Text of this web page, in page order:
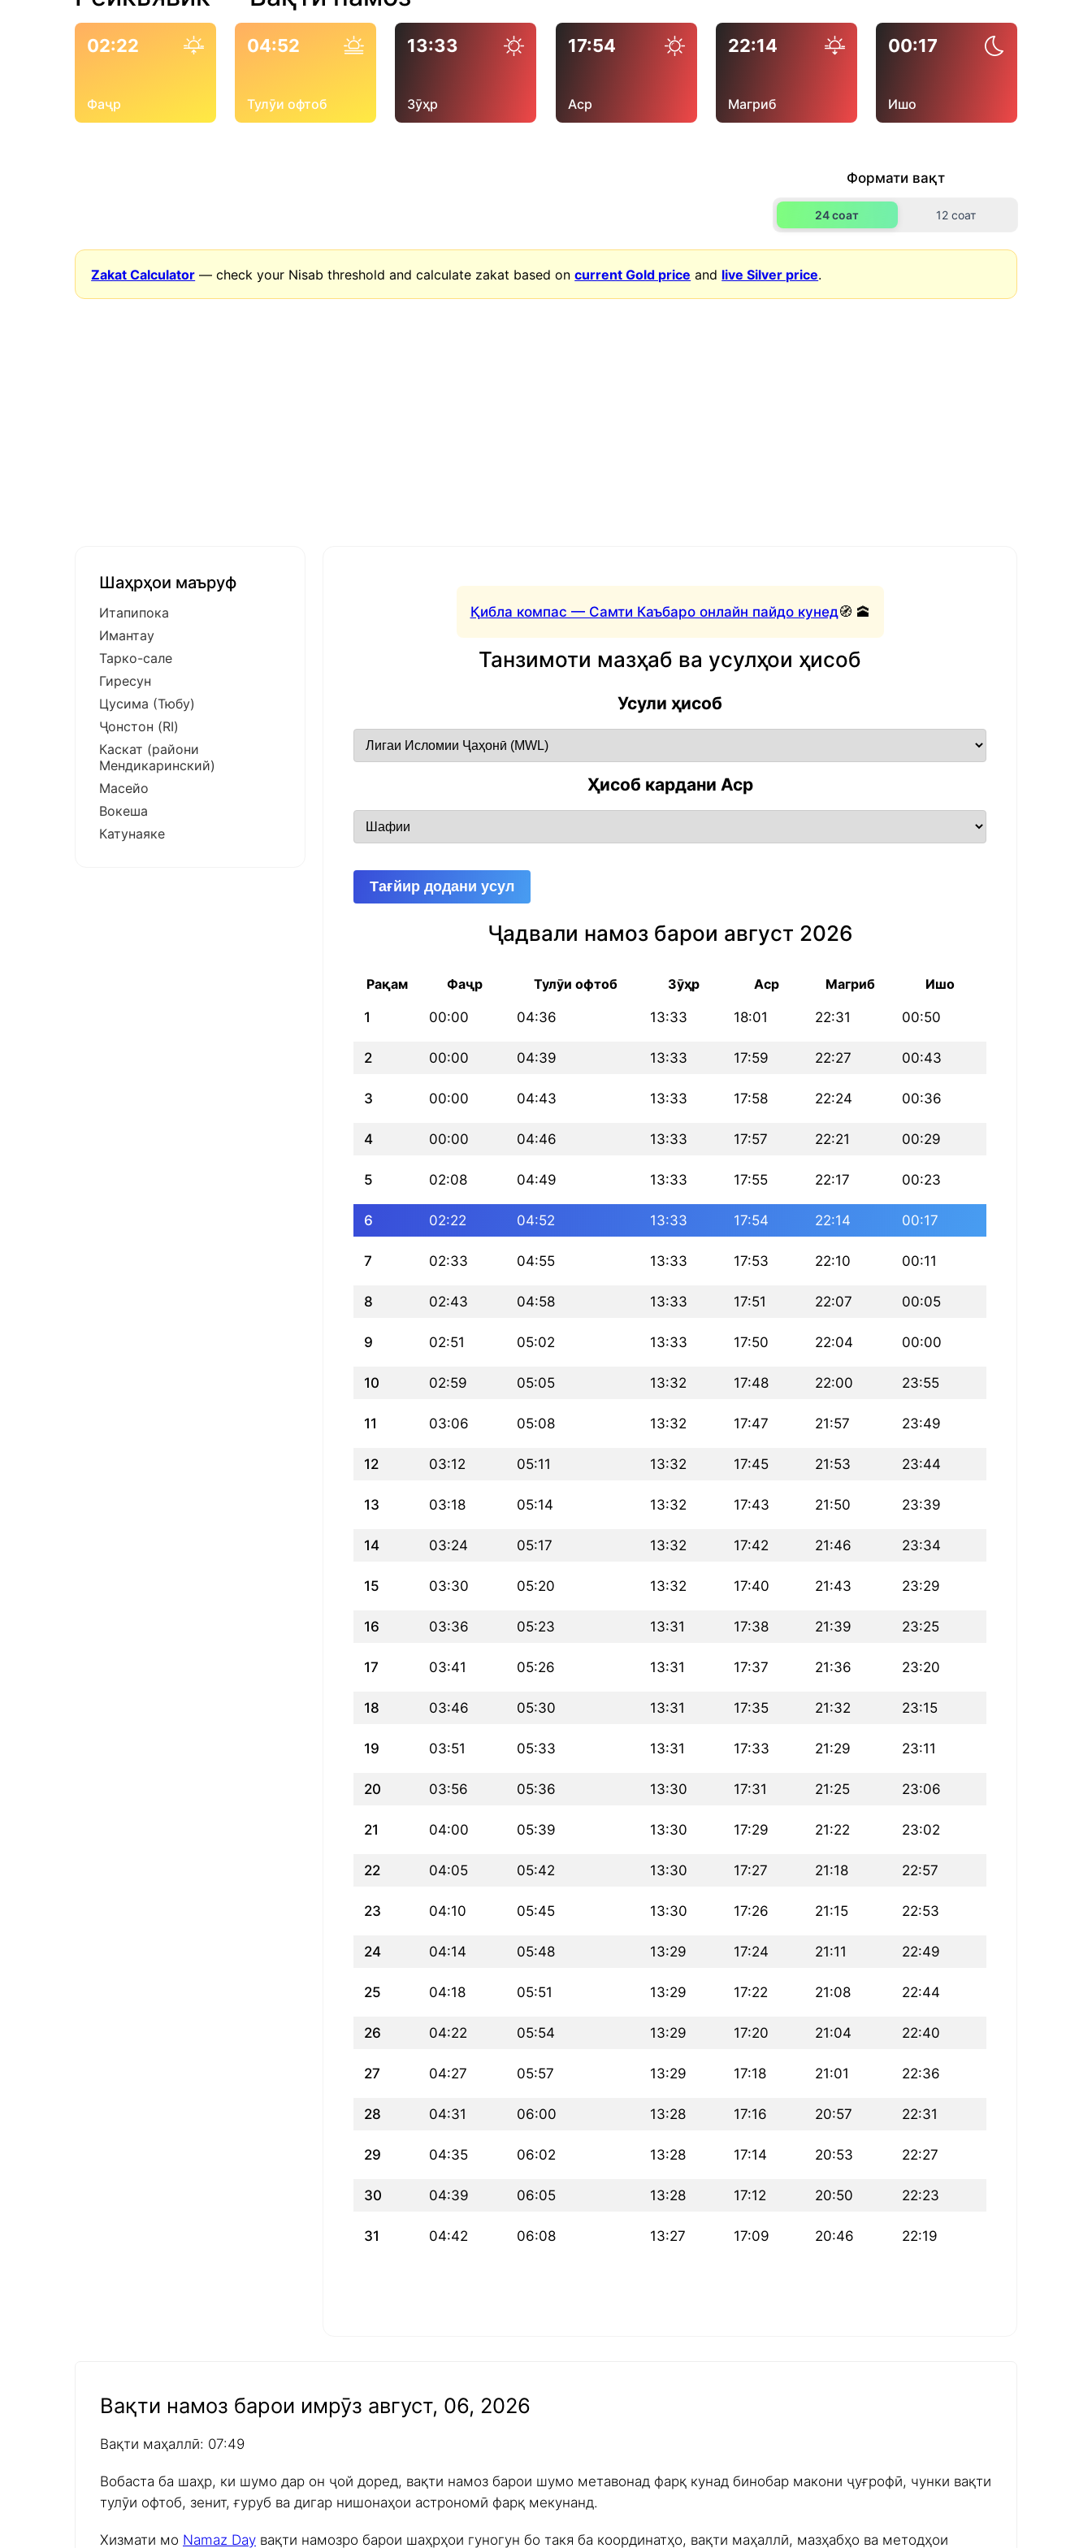
02:22
Фаҷр
04:52
Тулӯи офтоб
13:33
Зӯҳр
17:54
Аср
22:14
Магриб
00:17
Ишо
Формати вақт
24 соат 12 соат
Zakat Calculator — check your Nisab threshold and calculate zakat based oncurrent Gold price and live Silver price.
Қибла компас — Самти Каъбаро онлайн пайдо кунед🧭 🕋
Танзимоти мазҳаб ва усулҳои ҳисоб
Усули ҳисоб
Ҳисоб кардани Аср
Тағйир додани усул
Ҷадвали намоз барои август 2026
Рақам Фаҷр Тулӯи офтоб Зӯҳр Аср Магриб Ишо
1 00:00 04:36 13:33 18:01 22:31 00:50
2 00:00 04:39 13:33 17:59 22:27 00:43
3 00:00 04:43 13:33 17:58 22:24 00:36
4 00:00 04:46 13:33 17:57 22:21 00:29
5 02:08 04:49 13:33 17:55 22:17 00:23
6 02:22 04:52 13:33 17:54 22:14 00:17
7 02:33 04:55 13:33 17:53 22:10 00:11
8 02:43 04:58 13:33 17:51 22:07 00:05
9 02:51 05:02 13:33 17:50 22:04 00:00
10 02:59 05:05 13:32 17:48 22:00 23:55
11 03:06 05:08 13:32 17:47 21:57 23:49
12 03:12 05:11 13:32 17:45 21:53 23:44
13 03:18 05:14 13:32 17:43 21:50 23:39
14 03:24 05:17 13:32 17:42 21:46 23:34
15 03:30 05:20 13:32 17:40 21:43 23:29
16 03:36 05:23 13:31 17:38 21:39 23:25
17 03:41 05:26 13:31 17:37 21:36 23:20
18 03:46 05:30 13:31 17:35 21:32 23:15
19 03:51 05:33 13:31 17:33 21:29 23:11
20 03:56 05:36 13:30 17:31 21:25 23:06
21 04:00 05:39 13:30 17:29 21:22 23:02
22 04:05 05:42 13:30 17:27 21:18 22:57
23 04:10 05:45 13:30 17:26 21:15 22:53
24 04:14 05:48 13:29 17:24 21:11 22:49
25 04:18 05:51 13:29 17:22 21:08 22:44
26 04:22 05:54 13:29 17:20 21:04 22:40
27 04:27 05:57 13:29 17:18 21:01 22:36
28 04:31 06:00 13:28 17:16 20:57 22:31
29 04:35 06:02 13:28 17:14 20:53 22:27
30 04:39 06:05 13:28 17:12 20:50 22:23
31 04:42 06:08 13:27 17:09 20:46 22:19
Шаҳрҳои маъруф
Итапипока
Имантау
Тарко-сале
Гиресун
Цусима (Тюбу)
Ҷонстон (RI)
Каскат (райони
Мендикаринский)
Масейо
Вокеша
Катунаяке
Вақти намоз барои имрӯз август, 06, 2026
Вақти маҳаллӣ: 07:49
Вобаста ба шаҳр, ки шумо дар он ҷой доред, вақти намоз барои шумо метавонад фарқ кунад бинобар макони ҷуғрофӣ, чунки вақти
тулӯи офтоб, зенит, ғуруб ва дигар нишонаҳои астрономӣ фарқ мекунанд.
Хизмати мо Namaz Day вақти намозро барои шаҳрҳои гуногун бо такя ба координатҳо, вақти маҳаллӣ, мазҳабҳо ва методҳои